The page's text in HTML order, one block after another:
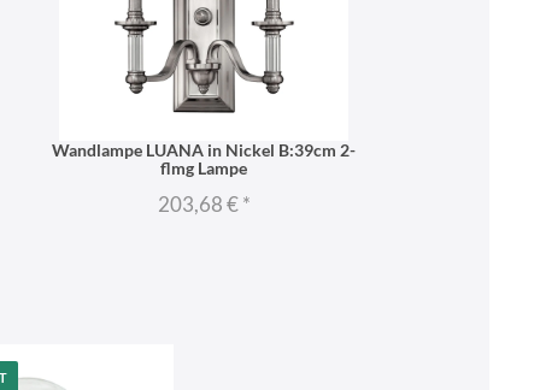
Wandlampe LUANA in Nickel B:39cm 2-
flmg Lampe
203,68 €*